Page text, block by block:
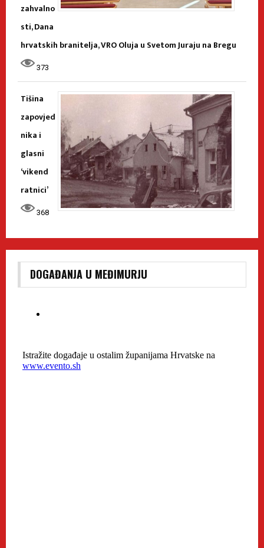
zahvalno
sti, Dana
hrvatskih branitelja, VRO Oluja u Svetom Juraju na Bregu
373
Tišina
zapovjed
nika i
glasni
‘vikend
ratnici’
368
DOGAĐANJA U MEĐIMURJU